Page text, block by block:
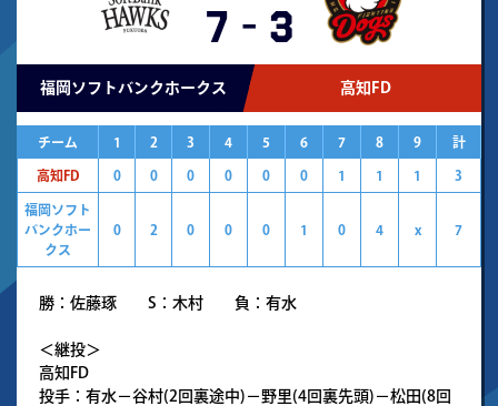
7 - 3
福岡ソフトバンクホークス 高知FD
チーム 1 2 3 4 5 6 7 8 9 計
高知FD 0 0 0 0 0 0 1 1 1 3
福岡ソフト
バンクホー
クス
0 2 0 0 0 1 0 4 x 7
勝：佐藤琢 S：木村 負：有水
＜継投＞
高知FD
投手：有水－谷村(2回裏途中)－野里(4回裏先頭)－松田(8回